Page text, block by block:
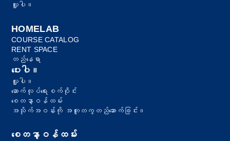
လှူပါ။
HOMELAB
COURSE CATALOG
RENT SPACE
တည်နေရာ
ပေးပါ။
လှူပါ။
ဆောက်လုပ်ရေးစက်ဝိုင်း
စေတနာ့ဝန်ထမ်း
အသိုက်အဝန်းကို အတူတကွတည်ဆောက်ခြင်း။
စေတနာ့ဝန်ထမ်း